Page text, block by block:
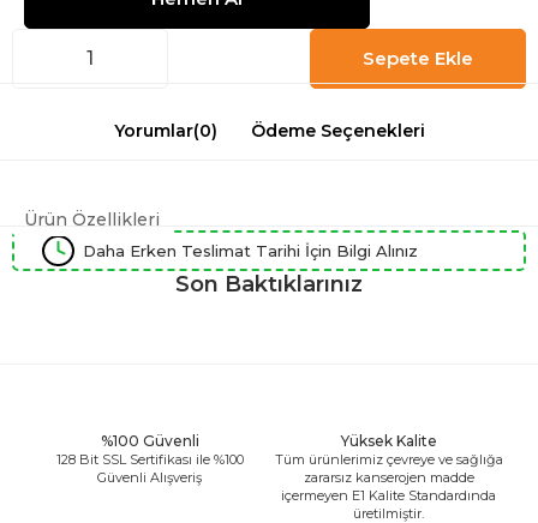
Yorumlar(0) Ödeme Seçenekleri
Ürün Özellikleri
Daha Erken Teslimat Tarihi İçin Bilgi Alınız
Son Baktıklarınız
%100 Güvenli
128 Bit SSL Sertifikası ile %100
Güvenli Alışveriş
Yüksek Kalite
Tüm ürünlerimiz çevreye ve sağlığa
zararsız kanserojen madde
içermeyen E1 Kalite Standardında
üretilmiştir.